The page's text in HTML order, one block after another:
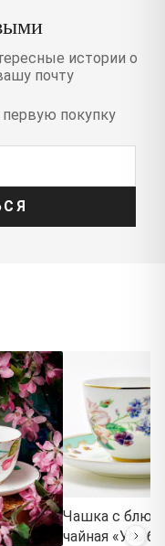
истории о
почту
покупку
Чашка с
чайная